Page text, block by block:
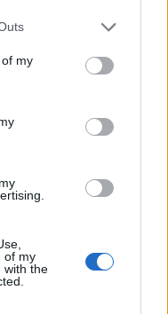
one or more Google
You may click to
its third-party tags to
in below Google
my
of my
with the
e a patkányok
valahogy
elnyelési sebességét
az egyetem. A TSU
sugárfizikai
az 5G antennát, a
hallgató által
az abszorpciós ráta